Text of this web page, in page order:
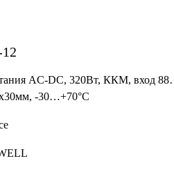
AC-DC, 320Вт, ККМ, вход
-30…+70°С